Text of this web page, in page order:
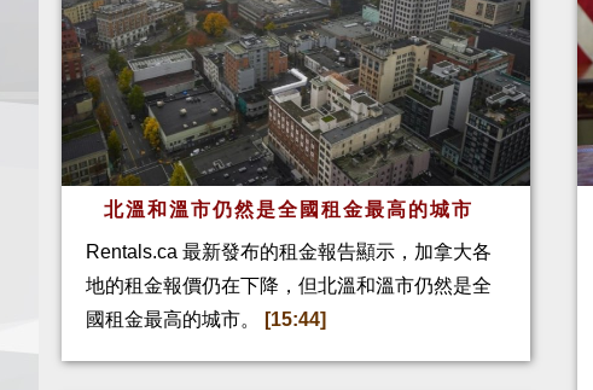
北溫和溫市仍然是全國租金最高的城市
Rentals.ca 最新發布的租金報告顯示，加拿大各
地的租金報價仍在下降，但北溫和溫市仍然是全
國租金最高的城市。
[15:44]